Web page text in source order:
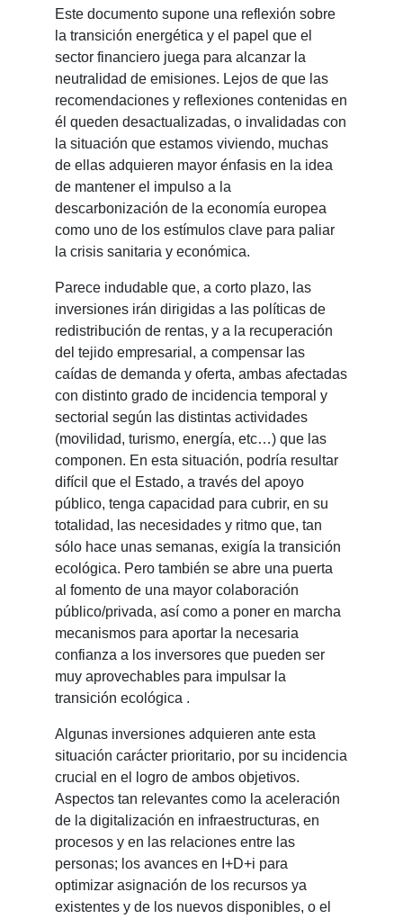
Este documento supone una reflexión sobre
la transición energética y el papel que el
sector financiero juega para alcanzar la
neutralidad de emisiones. Lejos de que las
recomendaciones y reflexiones contenidas en
él queden desactualizadas, o invalidadas con
la situación que estamos viviendo, muchas
de ellas adquieren mayor énfasis en la idea
de mantener el impulso a la
descarbonización de la economía europea
como uno de los estímulos clave para paliar
la crisis sanitaria y económica.
Parece indudable que, a corto plazo, las
inversiones irán dirigidas a las políticas de
redistribución de rentas, y a la recuperación
del tejido empresarial, a compensar las
caídas de demanda y oferta, ambas afectadas
con distinto grado de incidencia temporal y
sectorial según las distintas actividades
(movilidad, turismo, energía, etc…) que las
componen. En esta situación, podría resultar
difícil que el Estado, a través del apoyo
público, tenga capacidad para cubrir, en su
totalidad, las necesidades y ritmo que, tan
sólo hace unas semanas, exigía la transición
ecológica. Pero también se abre una puerta
al fomento de una mayor colaboración
público/privada, así como a poner en marcha
mecanismos para aportar la necesaria
confianza a los inversores que pueden ser
muy aprovechables para impulsar la
transición ecológica .
Algunas inversiones adquieren ante esta
situación carácter prioritario, por su incidencia
crucial en el logro de ambos objetivos.
Aspectos tan relevantes como la aceleración
de la digitalización en infraestructuras, en
procesos y en las relaciones entre las
personas; los avances en I+D+i para
optimizar asignación de los recursos ya
existentes y de los nuevos disponibles, o el